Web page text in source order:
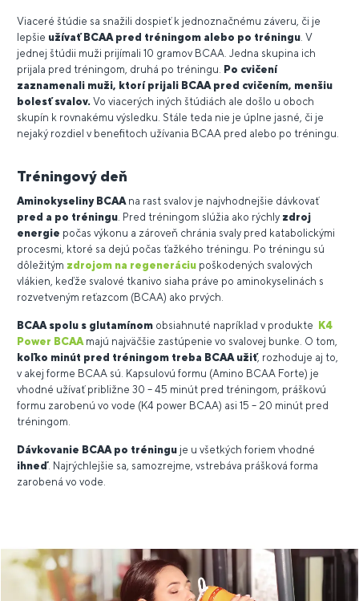
Viaceré štúdie sa snažili dospieť k jednoznačnému záveru, či je
lepšie užívať BCAA pred tréningom alebo po tréningu. V
jednej štúdii muži prijímali 10 gramov BCAA. Jedna skupina ich
prijala pred tréningom, druhá po tréningu. Po cvičení
zaznamenali muži, ktorí prijali BCAA pred cvičením, menšiu
bolesť svalov. Vo viacerých iných štúdiách ale došlo u oboch
skupín k rovnakému výsledku. Stále teda nie je úplne jasné, či je
nejaký rozdiel v benefitoch užívania BCAA pred alebo po tréningu.
Tréningový deň
Aminokyseliny BCAAna rast svalov je najvhodnejšie dávkovať
pred a po tréningu. Pred tréningom slúžia ako rýchly zdroj
energie počas výkonu a zároveň chránia svaly pred katabolickými
procesmi, ktoré sa dejú počas ťažkého tréningu. Po tréningu sú
dôležitým zdrojom na regeneráciu poškodených svalových
vlákien, keďže svalové tkanivo siaha práve po aminokyselinách s
rozvetveným reťazcom (BCAA) ako prvých.
BCAA spolu s glutamínom obsiahnuté napríklad v produkte
K4
Power BCAAmajú najväčšie zastúpenie vo svalovej bunke. O tom,
koľko minút pred tréningom treba BCAA užiť, rozhoduje aj to,
v akej forme BCAA sú. Kapsulovú formu (Amino BCAA Forte) je
vhodné užívať približne 30 – 45 minút pred tréningom, práškovú
formu zarobenú vo vode (K4 power BCAA) asi 15 – 20 minút pred
tréningom.
Dávkovanie BCAA po tréningu je u všetkých foriem vhodné
ihneď. Najrýchlejšie sa, samozrejme, vstrebáva prášková forma
zarobená vo vode.